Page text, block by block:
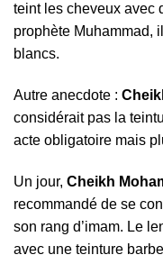
teint les cheveux avec
prophète Muhammad,
blancs.
Autre anecdote :
considérait pas la
acte obligatoire mais
Un jour, Cheikh
recommandé de se
son rang d’imam. Le
avec une teinture